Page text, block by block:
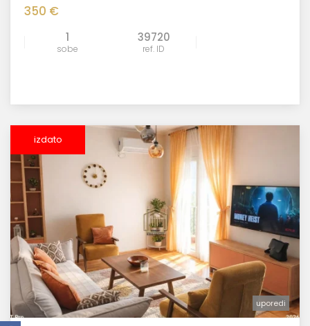
350 €
1
sobe
39720
ref. ID
izdato
uporedi